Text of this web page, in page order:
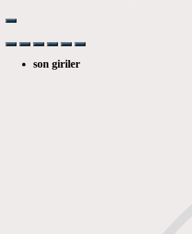
son giriler